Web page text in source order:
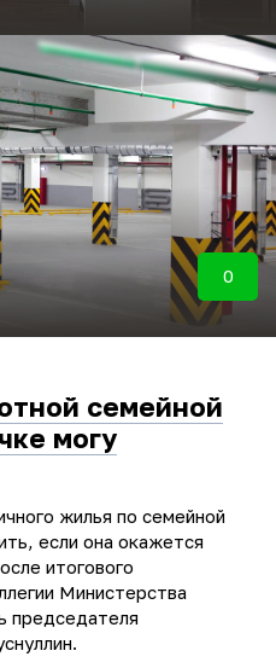
0
семейной
могу
жилья по семейной
если она окажется
итогового
Министерства
председателя